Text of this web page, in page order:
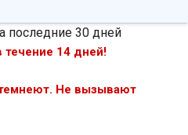
последние 30 дней
течение 14 дней!
Не вызывают